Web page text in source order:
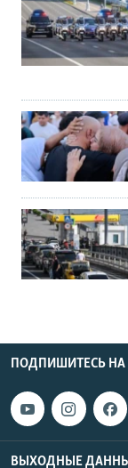
ПОДПИШИТЕСЬ НА
ВЫХОДНЫЕ